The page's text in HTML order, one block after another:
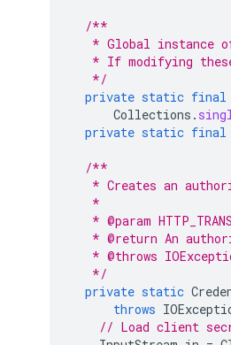
/**
* Global instance
* If modifying
   */
private static final
Collections .
private static final
/**
* Creates an
   *
* @param
* @return An
* @throws
   */
private static
throws
// Load client